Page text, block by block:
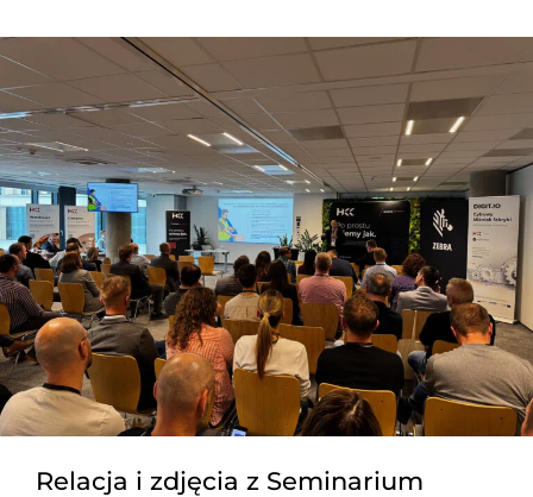
Relacja i zdjęcia z Seminarium